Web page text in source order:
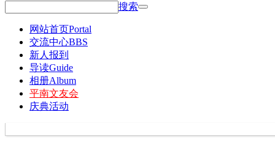
搜索
网站首页Portal
交流中心BBS
新人报到
导读Guide
相册Album
平南文友会
庆典活动